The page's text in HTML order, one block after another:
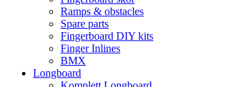
Ramps & obstacles
Spare parts
Fingerboard DIY kits
Finger Inlines
BMX
Longboard